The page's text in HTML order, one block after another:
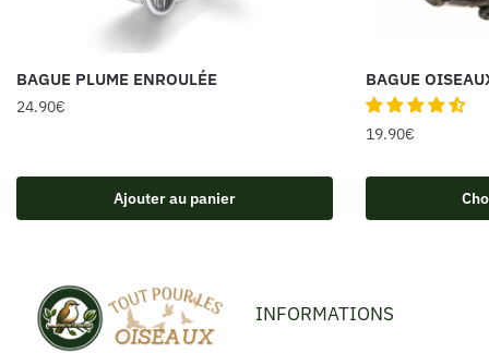
BAGUE PLUME ENROULÉE
24.90€
Ajouter au panier
BAGUE
19.90€
INFORMATIONS